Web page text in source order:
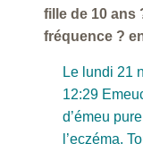
fille de 10 ans
fréquence ?
Le lundi 21
12:29
d’émeu
l’eczéma.